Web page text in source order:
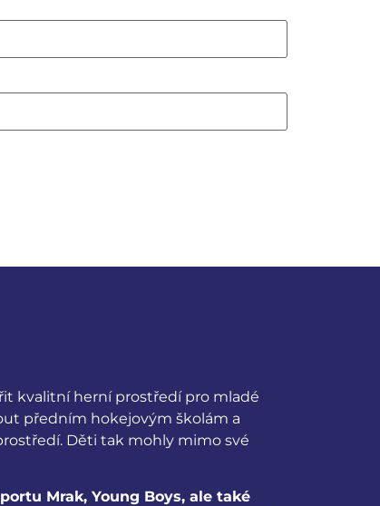
kvalitní herní prostředí pro mladé
předním hokejovým školám a
Děti tak mohly mimo své
Mrak, Young Boys, ale také